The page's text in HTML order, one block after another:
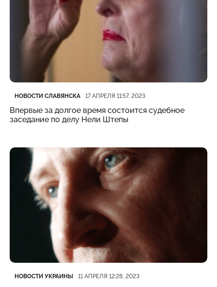
Категория
НОВОСТИ СЛАВЯНСКА
Дата публикации 17 АПРЕЛЯ 11:57, 2023
Впервые за долгое время состоится судебное
заседание по делу Нели Штепы
Категория
НОВОСТИ УКРАИНЫ
Дата публикации 11 АПРЕЛЯ 12:28, 2023